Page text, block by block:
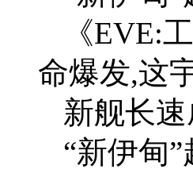
《EVE:
命爆发,这
新舰长
“新伊甸